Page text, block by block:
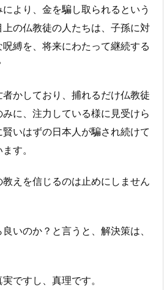
より、金を騙し取られるという
の仏教徒の人たちは、子孫に対
縛を、将来にわたって継続する
かしており、捕れるだけ仏教徒
に、注力している様に見受けら
いはずの日本人が騙され続けて
す。
えを信じるのは止めにしません
いのか？と言うと、解決策は、
ですし、真理です。